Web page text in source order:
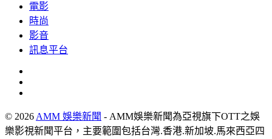
電影
時尚
影音
訊息平台
© 2026 AMM 娛樂新聞 - AMM娛樂新聞為亞視旗下OTT之娛
樂影視新聞平台，主要範圍包括台灣.香港.新加坡.馬來西亞四